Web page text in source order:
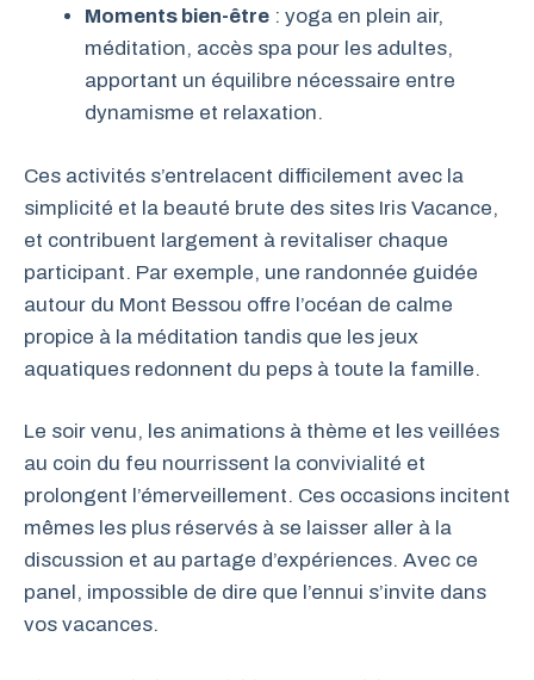
Moments bien-être : yoga en plein air,
méditation, accès spa pour les adultes,
apportant un équilibre nécessaire entre
dynamisme et relaxation.
Ces activités s’entrelacent difficilement avec la
simplicité et la beauté brute des sites Iris Vacance,
et contribuent largement à revitaliser chaque
participant. Par exemple, une randonnée guidée
autour du Mont Bessou offre l’océan de calme
propice à la méditation tandis que les jeux
aquatiques redonnent du peps à toute la famille.
Le soir venu, les animations à thème et les veillées
au coin du feu nourrissent la convivialité et
prolongent l’émerveillement. Ces occasions incitent
mêmes les plus réservés à se laisser aller à la
discussion et au partage d’expériences. Avec ce
panel, impossible de dire que l’ennui s’invite dans
vos vacances.